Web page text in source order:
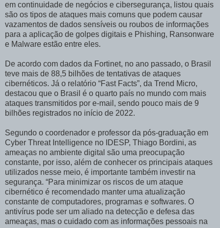
em continuidade de negócios e cibersegurança, listou quais
são os tipos de ataques mais comuns que podem causar
vazamentos de dados sensíveis ou roubos de informações
para a aplicação de golpes digitais e Phishing, Ransonware
e Malware estão entre eles.
De acordo com dados da Fortinet, no ano passado, o Brasil
teve mais de 88,5 bilhões de tentativas de ataques
cibernéticos. Já o relatório “Fast Facts”, da Trend Micro,
destacou que o Brasil é o quarto país no mundo com mais
ataques transmitidos por e-mail, sendo pouco mais de 9
bilhões registrados no início de 2022.
Segundo o coordenador e professor da pós-graduação em
Cyber Threat Intelligence no IDESP, Thiago Bordini, as
ameaças no ambiente digital são uma preocupação
constante, por isso, além de conhecer os principais ataques
utilizados nesse meio, é importante também investir na
segurança. “Para minimizar os riscos de um ataque
cibernético é recomendado manter uma atualização
constante de computadores, programas e softwares. O
antivírus pode ser um aliado na detecção e defesa das
ameaças, mas o cuidado com as informações pessoais na